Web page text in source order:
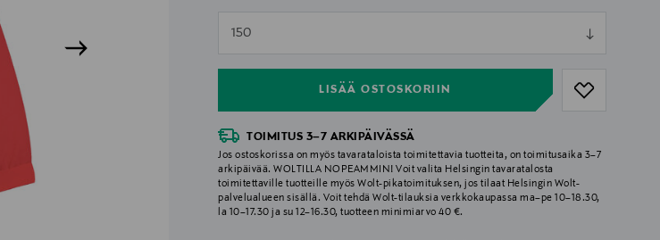
150
LISÄÄ OSTOSKORIIN
TOIMITUS 3–7 ARKIPÄIVÄSSÄ
Jos ostoskorissa on myös tavarataloista toimitettavia tuotteita, on toimitusaika 3–7
arkipäivää. WOLTILLA NOPEAMMIN! Voit valita Helsingin tavaratalosta
toimitettaville tuotteille myös Wolt-pikatoimituksen, jos tilaat Helsingin Wolt-
palvelualueen sisällä. Voit tehdä Wolt-tilauksia verkkokaupassa ma–pe 10–18.30,
la 10–17.30 ja su 12–16.30, tuotteen minimiarvo 40 €.